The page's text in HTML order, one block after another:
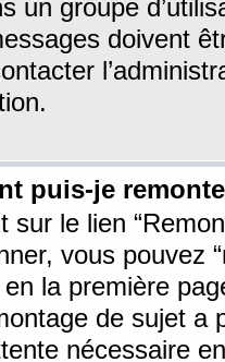
un groupe
doivent
puis-je
sur le lien
vous pouvez
la première
de sujet a
nécessaire